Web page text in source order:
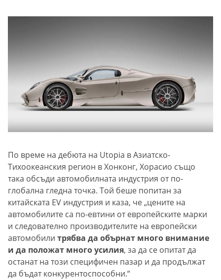
По време на дебюта на Utopia в Азиатско-
Тихоокеанския регион в Хонконг, Хорасио също
така обсъди автомобилната индустрия от по-
глобална гледна точка. Той беше попитан за
китайската EV индустрия и каза, че „цените на
автомобилите са по-евтини от европейските марки
и следователно производителите на европейски
автомобили трябва да обърнат много внимание
и да положат много усилия, за да се опитат да
останат на този специфичен пазар и да продължат
да бъдат конкурентоспособни.“